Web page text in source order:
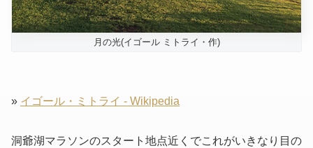
月の光(イゴール ミトライ・作)
» イゴール・ミトライ - Wikipedia
洞爺湖マラソンのスタート地点近くでこれがいきなり目の